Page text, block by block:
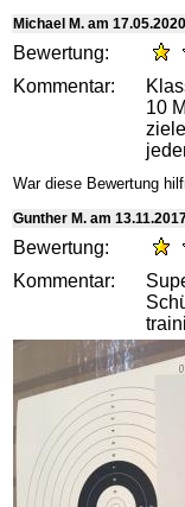
Michael M. am 17.05.2020
Bewertung:
Kommentar:
10
War diese Bewertung
Gunther M. am
Bewertung:
Kommentar: